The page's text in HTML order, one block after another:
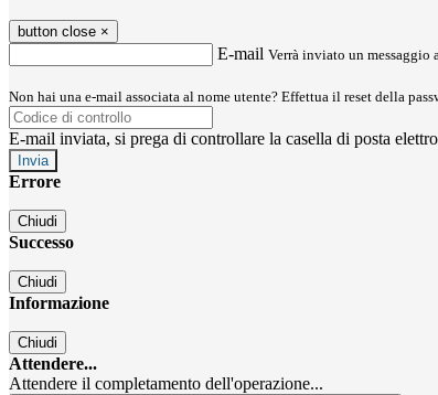
button close ×
E-mail Verrà inviato un
Non hai una e-mail associata al nome utente? Effettua il reset della
E-mail inviata, si prega di controllare la casella di posta
Errore
Chiudi
Successo
Chiudi
Informazione
Chiudi
Attendere...
Attendere il completamento dell'operazione...